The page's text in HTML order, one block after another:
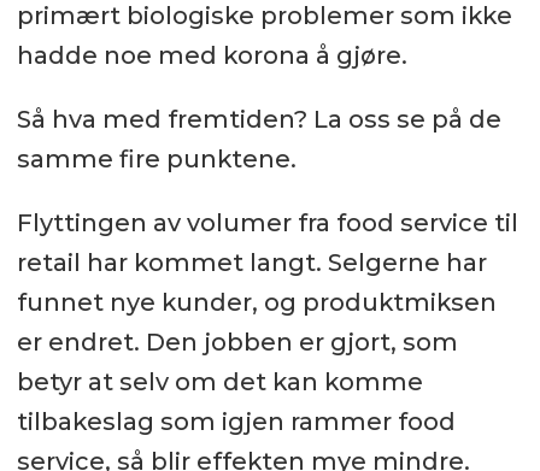
primært biologiske problemer som ikke
hadde noe med korona å gjøre.
Så hva med fremtiden? La oss se på de
samme fire punktene.
Flyttingen av volumer fra food service til
retail har kommet langt. Selgerne har
funnet nye kunder, og produktmiksen
er endret. Den jobben er gjort, som
betyr at selv om det kan komme
tilbakeslag som igjen rammer food
service, så blir effekten mye mindre.